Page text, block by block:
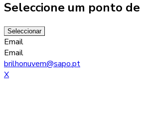
Seleccione um ponto
Seleccionar
Email
Email
brilhonuvem@sapo.pt
X